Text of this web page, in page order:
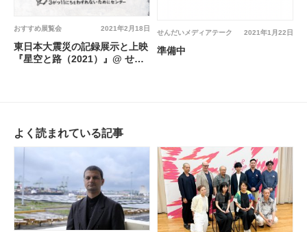
2021年2月18日
おすすめ展覧会
東日本大震災の記録展示と上映
『星空と路（2021）』@ せん
2021年1月22日
せんだいメディアテーク
準備中
よく読まれている記事